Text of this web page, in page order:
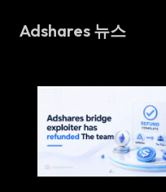
Adshares 뉴스